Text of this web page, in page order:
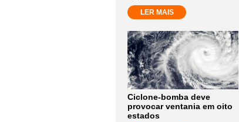
LER MAIS
Ciclone-bomba deve
provocar ventania em oito
estados